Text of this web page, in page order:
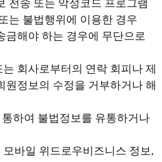
전송 또는 악성코드 프로그램
는 불법행위에 이용한 경우
해야 하는 경우에 무단으로
회사로부터의 연락 회피나 제
원정보의 수정을 거부하거나 해
하여 불법정보를 유통하거나
바일 위드로우비즈니스 정보,